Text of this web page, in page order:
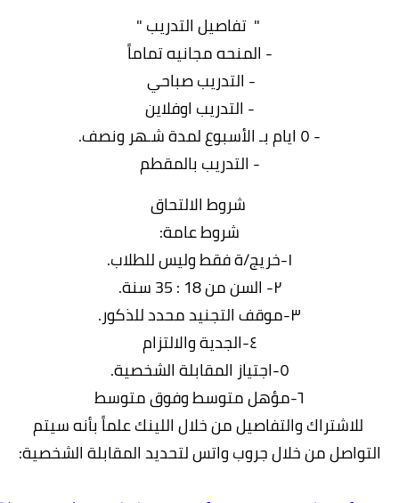
" تفاصيل التدريب "
- المنحه مجانيه تماماً
- التدريب صباحي
- التدريب اوفلاين
- التدريب بالمقطم
شروط الالتحاق
شروط عامة:
والتفاصيل من خلال اللينك علماً بأنه سيتم
من خلال جروب واتس لتحديد المقابلة الشخصية: